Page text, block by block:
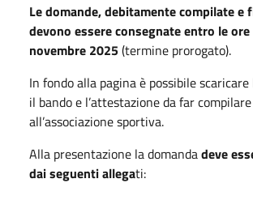
Le domande, debitamente compilate e
devono essere consegnate entro le
novembre 2025(termine prorogato).
In fondo alla pagina è possibile
il bando e l’attestazione da far compilare
all’associazione sportiva.
Alla presentazione la domandadeve
dai seguenti allegati: